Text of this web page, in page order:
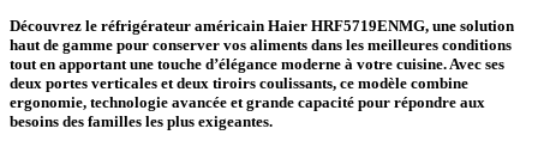
Découvrez le réfrigérateur américain Haier HRF5719ENMG, une solution
haut de gamme pour conserver vos aliments dans les meilleures conditions
tout en apportant une touche d’élégance moderne à votre cuisine. Avec ses
deux portes verticales et deux tiroirs coulissants, ce modèle combine
ergonomie, technologie avancée et grande capacité pour répondre aux
besoins des familles les plus exigeantes.